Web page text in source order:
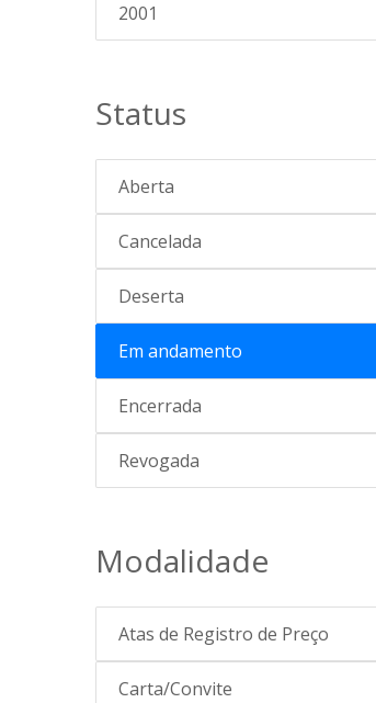
2001
Status
Aberta
Cancelada
Deserta
Em andamento
Encerrada
Revogada
Modalidade
Atas de Registro de Preço
Carta/Convite